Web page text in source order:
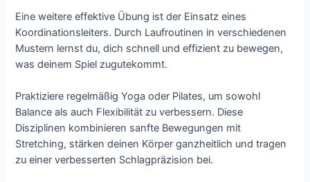
Eine weitere effektive Übung ist der Einsatz eines
Koordinationsleiters. Durch Laufroutinen in verschiedenen
Mustern lernst du, dich schnell und effizient zu bewegen,
was deinem Spiel zugutekommt.
Praktiziere regelmäßig Yoga oder Pilates, um sowohl
Balance als auch Flexibilität zu verbessern. Diese
Disziplinen kombinieren sanfte Bewegungen mit
Stretching, stärken deinen Körper ganzheitlich und tragen
zu einer verbesserten Schlagpräzision bei.